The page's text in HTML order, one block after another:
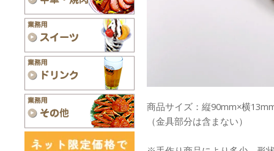
商品サイズ：縦90mm×横
（金具部分は含まない）